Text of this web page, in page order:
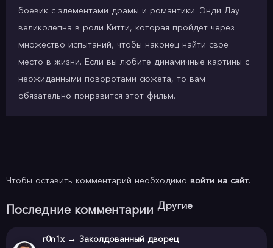
боевик с элементами драмы и романтики. Энди Лау
великолепна в роли Китти, которая пройдет через
множество испытаний, чтобы наконец найти свое
место в жизни. Если вы любите динамичные картины с
неожиданными поворотами сюжета, то вам
обязательно понравится этот фильм.
Чтобы оставить комментарий необходимо войти на сайт.
Последние комментарии Другие
r0n1x → Заколдованный дворец